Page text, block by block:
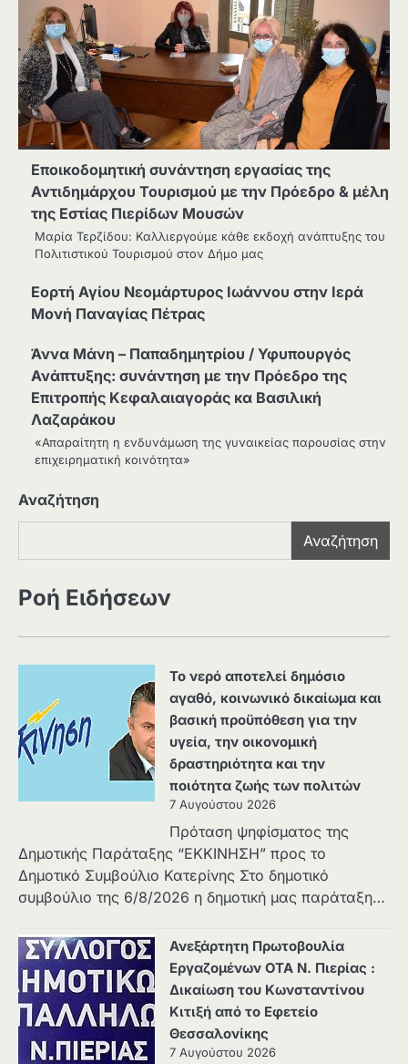
Εποικοδομητική συνάντηση εργασίας της
Αντιδημάρχου Τουρισμού με την Πρόεδρο & μέλη
της Εστίας Πιερίδων Μουσών
Μαρία Τερζίδου: Καλλιεργούμε κάθε εκδοχή ανάπτυξης του
Πολιτιστικού Τουρισμού στον Δήμο μας
Εορτή Αγίου Νεομάρτυρος Ιωάννου στην Ιερά
Μονή Παναγίας Πέτρας
Άννα Μάνη – Παπαδημητρίου / Υφυπουργός
Ανάπτυξης: συνάντηση με την Πρόεδρο της
Επιτροπής Κεφαλαιαγοράς κα Βασιλική
Λαζαράκου
«Απαραίτητη η ενδυνάμωση της γυναικείας παρουσίας στην
επιχειρηματική κοινότητα»
Αναζήτηση
Αναζήτηση
Ροή Ειδήσεων
Το νερό αποτελεί δημόσιο
αγαθό, κοινωνικό δικαίωμα και
βασική προϋπόθεση για την
υγεία, την οικονομική
δραστηριότητα και την
ποιότητα ζωής των πολιτών
7 Αυγούστου 2026
Πρόταση ψηφίσματος της
Δημοτικής Παράταξης “ΕΚΚΙΝΗΣΗ” προς το
Δημοτικό Συμβούλιο Κατερίνης Στο δημοτικό
συμβούλιο της 6/8/2026 η δημοτική μας παράταξη…
Ανεξάρτητη Πρωτοβουλία
Εργαζομένων ΟΤΑ Ν. Πιερίας :
Δικαίωση του Κωνσταντίνου
Κιτιξή από το Εφετείο
Θεσσαλονίκης
7 Αυγούστου 2026